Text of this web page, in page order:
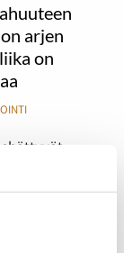
arjen
on
omat
mikä